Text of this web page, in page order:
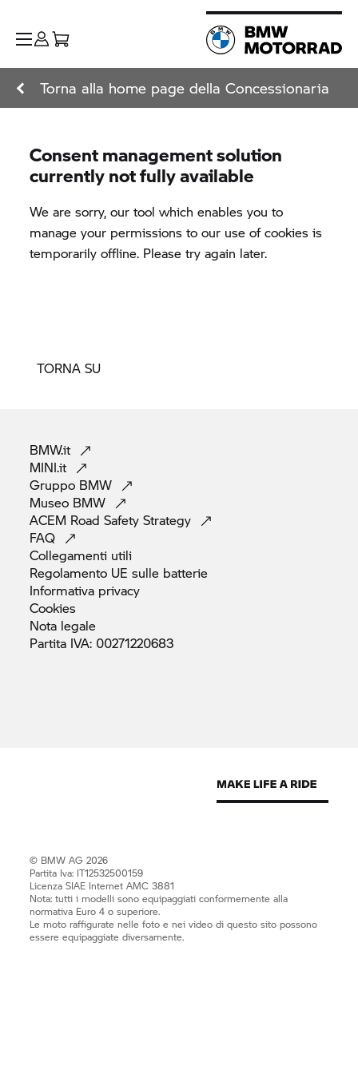
Torna alla home page della Concessionaria
TORNA SU
BMW.it
MINI.it
Gruppo BMW
Museo BMW
ACEM Road SafetyStrategy
FAQ
Collegamenti utili
Regolamento UE sulle batterie
Informativa privacy
Cookies
Nota legale
Partita IVA: 00271220683
© BMW AG 2026
Partita Iva: IT12532500159
Licenza SIAE Internet AMC 3881
Nota: tutti i modelli sono equipaggiati conformemente alla
normativa Euro 4 o superiore.
Le moto raffigurate nelle foto e nei video di questo sito possono
essere equipaggiate diversamente.